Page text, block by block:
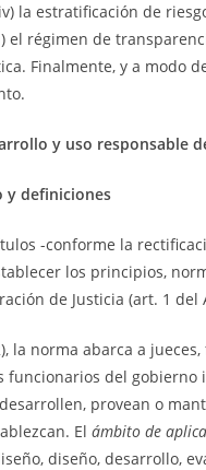
la estratificación de
régimen de
Finalmente, y a modo
y uso responsable
y definiciones
-conforme la
los principios,
de Justicia (art. 1 del
la norma abarca a
funcionarios del
provean o
El ámbito de
diseño, desarrollo,